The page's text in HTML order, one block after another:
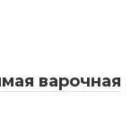
варочная